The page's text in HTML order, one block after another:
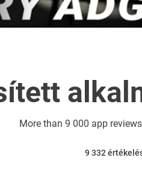
More than 9 000 app
9 332